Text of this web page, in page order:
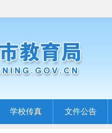
学校传真 文件公告